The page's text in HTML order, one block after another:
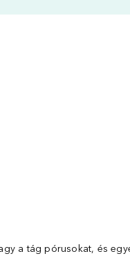
a tág pórusokat, és